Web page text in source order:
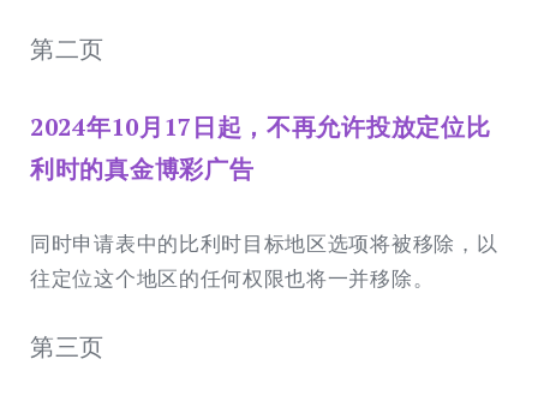
第二页
2024年10月17日起，不再允许投放定位比
利时的真金博彩广告
同时申请表中的比利时目标地区选项将被移除，以
往定位这个地区的任何权限也将一并移除。
第三页